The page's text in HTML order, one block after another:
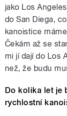
jako Los
do San Diega,
kanoistice
Čekám až se
mi jí dají do Los
než, že budu
Do kolika let je
rychlostní